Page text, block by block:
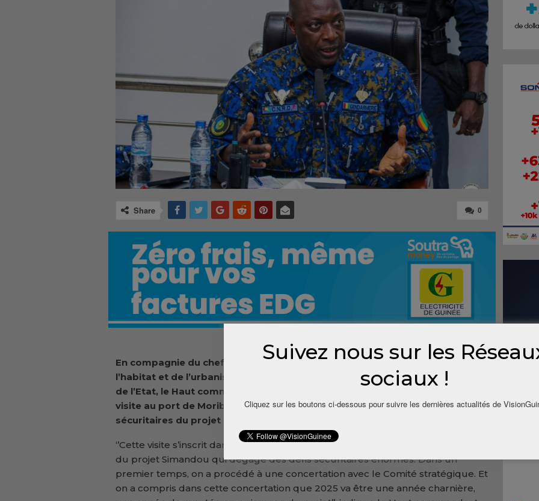
0
Share
En compagnie du chef d’état-major général des armées et du ministre de
l’habitat et de l’urbanisme chargé de la récupération des domaines spoliés
de l’Etat, le Haut commandant de la gendarmerie vient d’effectuer une
visite au port de Moribaya dans Forécariah pour évaluer les défis
sécuritaires du projet Simandou.
‘’Cette visite s’inscrit dans l’esprit de renforcer notre visibilité sur l’avancement
du projet Simandou qui dégage des défis sécuritaires énormes. Dans un
premier temps, on a procédé à une concertation avec le Comité stratégique. Et
on a compris dans cette concertation que 2025 va être une année charnière,
Suivez nous sur les
sociaux !
Cliquez sur les boutons ci-dessous pour suivre les dernières actualités de